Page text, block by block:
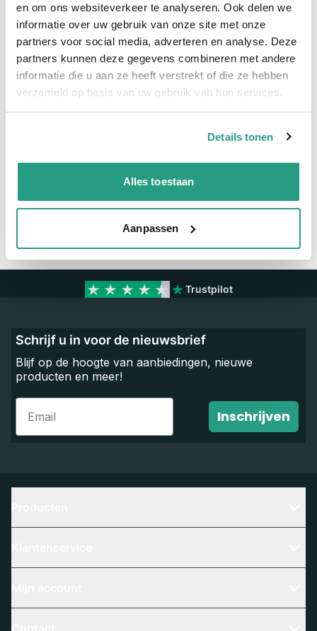
en om ons websiteverkeer te analyseren. Ook delen we
informatie over uw gebruik van onze site met onze
partners voor social media, adverteren en analyse. Deze
partners kunnen deze gegevens combineren met andere
informatie die u aan ze heeft verstrekt of die ze hebben
verzameld op basis van uw gebruik van hun services.
Details tonen
Alles toestaan
Aanpassen
Snel naar
Meer informatie
Meer informatie
Maatvoering koppeling 1/8" x 8mm
Trustpilot
Schrijf u in voor de nieuwsbrief
Blijf op de hoogte van aanbiedingen, nieuwe
producten en meer!
Email
Inschrijven